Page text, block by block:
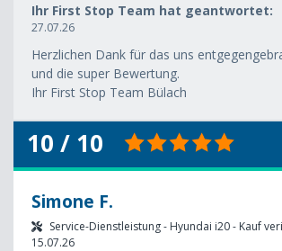
Ihr First Stop Team hat geantwortet:
27.07.26
Herzlichen Dank für das uns
und die super Bewertung.
Ihr First Stop Team Bülach
10 / 10
Simone F.
Service-Dienstleistung - Hyundai i20 - Kauf
15.07.26